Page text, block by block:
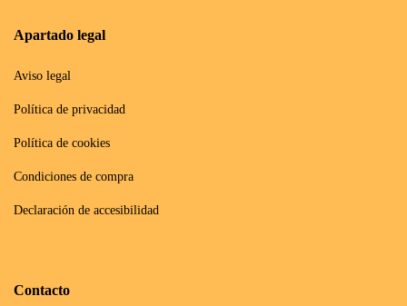
Apartado legal
Aviso legal
Política de privacidad
Política de cookies
Condiciones de compra
Declaración de accesibilidad
Contacto